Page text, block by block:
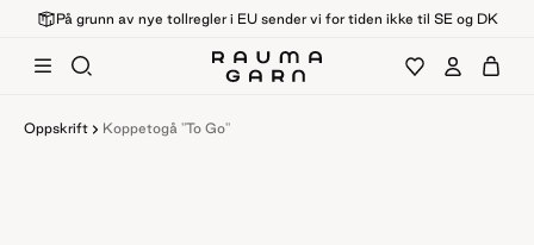
På grunn av nye tollregler i EU sender vi for tiden ikke til SE og DK
Oppskrift Koppetogå "to Go"